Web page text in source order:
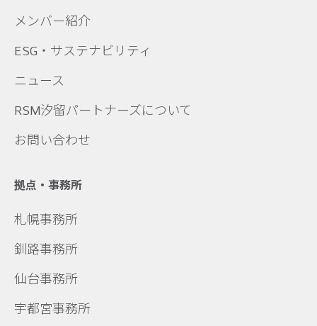
メンバー紹介
ESG・サステナビリティ
ニュース
RSM汐留パートナーズについて
お問い合わせ
拠点・事務所
札幌事務所
釧路事務所
仙台事務所
宇都宮事務所